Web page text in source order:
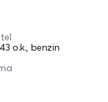
o.k., benzin